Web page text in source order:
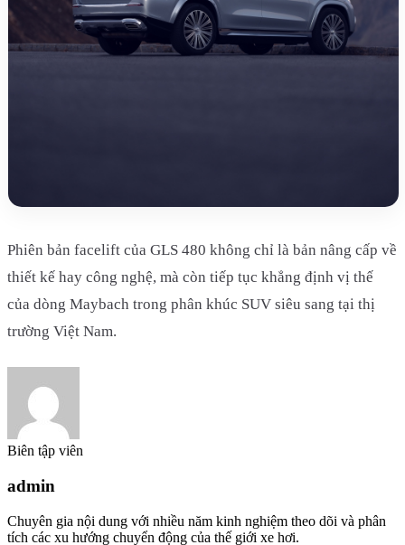
Phiên bản facelift của GLS 480 không chỉ là bản nâng cấp về
thiết kế hay công nghệ, mà còn tiếp tục khẳng định vị thế
của dòng Maybach trong phân khúc SUV siêu sang tại thị
trường Việt Nam.
Biên tập viên
admin
Chuyên gia nội dung với nhiều năm kinh nghiệm theo dõi và phân
tích các xu hướng chuyển động của thế giới xe hơi.